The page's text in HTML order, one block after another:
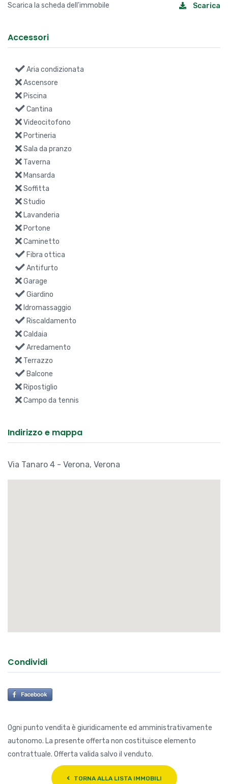
Scarica la scheda dell'immobile Scarica
Accessori
Aria condizionata
Ascensore
Piscina
Cantina
Videocitofono
Portineria
Sala da pranzo
Taverna
Mansarda
Soffitta
Studio
Lavanderia
Portone
Caminetto
Fibra ottica
Antifurto
Garage
Giardino
Idromassaggio
Riscaldamento
Caldaia
Arredamento
Terrazzo
Balcone
Ripostiglio
Campo da tennis
Indirizzo e mappa
Via Tanaro 4 - Verona, Verona
Condividi
Ogni punto vendita è giuridicamente ed amministrativamente
autonomo. La presente offerta non costituisce elemento
contrattuale. Offerta valida salvo il venduto.
TORNA ALLA LISTA IMMOBILI